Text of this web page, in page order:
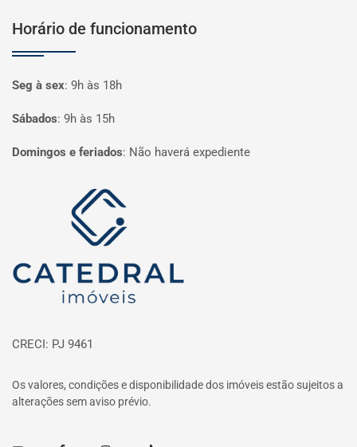
Horário de funcionamento
Seg à sex: 9h às 18h
Sábados: 9h às 15h
Domingos e feriados: Não haverá expediente
Página inicial
CRECI: PJ 9461
Os valores, condições e disponibilidade dos imóveis estão sujeitos a
alterações sem aviso prévio.